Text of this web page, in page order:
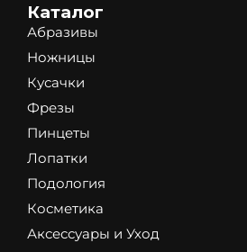
Каталог
Абразивы
Ножницы
Кусачки
Фрезы
Пинцеты
Лопатки
Подология
Косметика
Аксессуары и Уход